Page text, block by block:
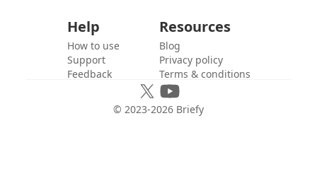
Help
How to use
Support
Feedback
Resources
Blog
Privacy policy
Terms & conditions
© 2023-2026 Briefy